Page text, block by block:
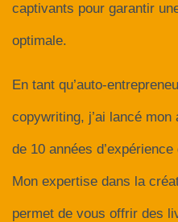
captivants pour garantir
optimale.
En tant qu’auto-
copywriting, j’ai lancé
de 10 années
Mon expertise dans la
permet de vous offrir des